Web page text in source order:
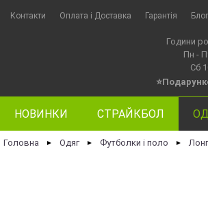
Контакти Оплата i Доставка Гарантія Блог
Години
Пн -
Сб
НОВИНКИ СТРАЙКБОЛ
Головна ► Одяг ► Футболки і поло ►